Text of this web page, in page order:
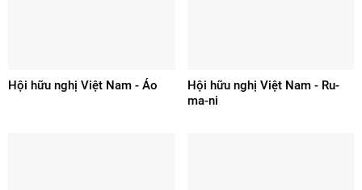
Hội hữu nghị Việt Nam - Áo
Hội hữu nghị Việt Nam - Ru-
ma-ni